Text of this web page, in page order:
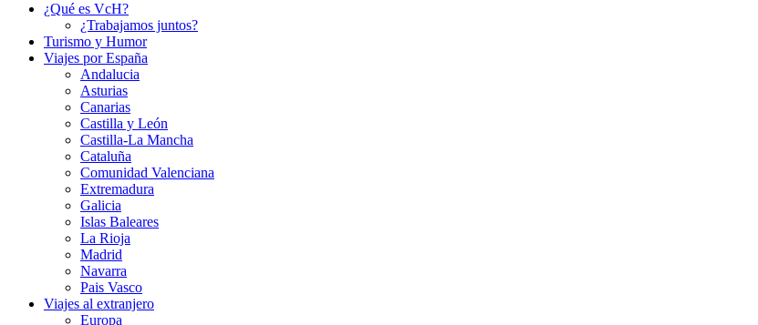
¿Qué es VcH?
¿Trabajamos juntos?
Turismo y Humor
Viajes por España
Andalucia
Asturias
Canarias
Castilla y León
Castilla-La Mancha
Cataluña
Comunidad Valenciana
Extremadura
Galicia
Islas Baleares
La Rioja
Madrid
Navarra
Pais Vasco
Viajes al extranjero
Europa